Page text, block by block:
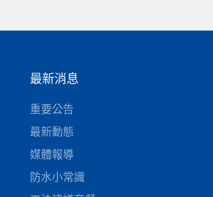
最新消息
重要公告
最新動態
媒體報導
防水小常識